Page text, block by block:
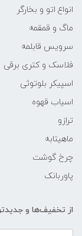
انواع اتو و بخارگر
ماگ و قمقمه
سرویس قابلمه
فلاسک و کتری برقی
اسپیکر بلوتوثی
اسیاب قهوه
ترازو
ماهیتابه
چرخ گوشت
پاوربانک
از تخفیف‌ها و